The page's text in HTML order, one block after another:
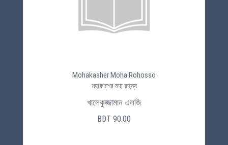
Mohakasher Moha Rohosso
মহাকাশের মহা রহস্য
খালেকুজ্জামান এলজি
BDT 90.00